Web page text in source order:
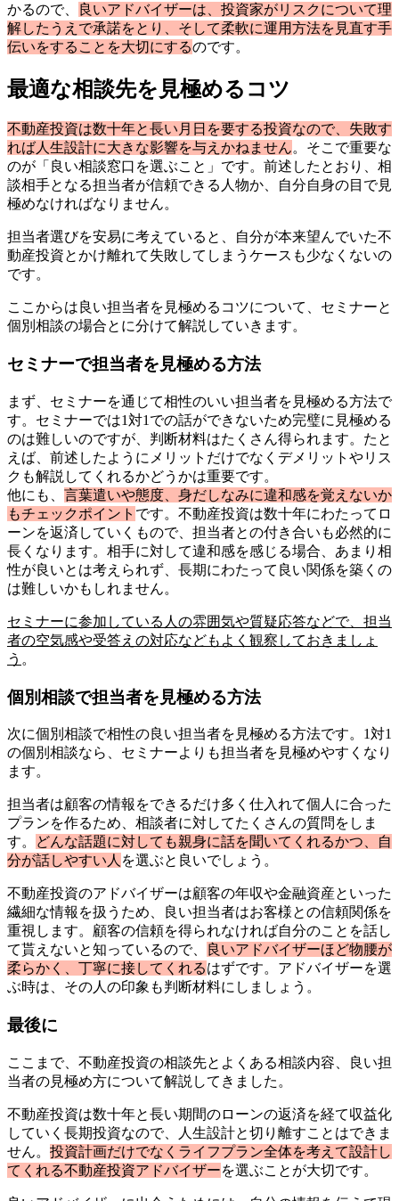
かるので、
良いアドバイザーは、投資家がリスクについて理
解したうえで承諾をとり、そして柔軟に運用方法を見直す手
伝いをすることを大切にするのです。
最適な相談先を見極めるコツ
不動産投資は数十年と長い月日を要する投資なので、失敗す
れば人生設計に大きな影響を与えかねません。そこで重要な
のが「良い相談窓口を選ぶこと」です。前述したとおり、相
談相手となる担当者が信頼できる人物か、自分自身の目で見
極めなければなりません。
担当者選びを安易に考えていると、自分が本来望んでいた不
動産投資とかけ離れて失敗してしまうケースも少なくないの
です。
ここからは良い担当者を見極めるコツについて、セミナーと
個別相談の場合とに分けて解説していきます。
セミナーで担当者を見極める方法
まず、セミナーを通じて相性のいい担当者を見極める方法で
す。セミナーでは1対1での話ができないため完璧に見極める
のは難しいのですが、判断材料はたくさん得られます。たと
えば、前述したようにメリットだけでなくデメリットやリス
クも解説してくれるかどうかは重要です。
他にも、 言葉遣いや態度、身だしなみに違和感を覚えないか
もチェックポイント です。不動産投資は数十年にわたってロ
ーンを返済していくもので、担当者との付き合いも必然的に
長くなります。相手に対して違和感を感じる場合、あまり相
性が良いとは考えられず、長期にわたって良い関係を築くの
は難しいかもしれません。
セミナーに参加している人の雰囲気や質疑応答などで、担当
者の空気感や受答えの対応などもよく観察しておきましょ
う 。
個別相談で担当者を見極める方法
次に個別相談で相性の良い担当者を見極める方法です。1対1
の個別相談なら、セミナーよりも担当者を見極めやすくなり
ます。
担当者は顧客の情報をできるだけ多く仕入れて個人に合った
プランを作るため、相談者に対してたくさんの質問をしま
す。
どんな話題に対しても親身に話を聞いてくれるかつ、自
分が話しやすい人 を選ぶと良いでしょう。
不動産投資のアドバイザーは顧客の年収や金融資産といった
繊細な情報を扱うため、良い担当者はお客様との信頼関係を
重視します。顧客の信頼を得られなければ自分のことを話し
て貰えないと知っているので、
良いアドバイザーほど物腰が
柔らかく、丁寧に接してくれるはずです。アドバイザーを選
ぶ時は、その人の印象も判断材料にしましょう。
最後に
ここまで、不動産投資の相談先とよくある相談内容、良い担
当者の見極め方について解説してきました。
不動産投資は数十年と長い期間のローンの返済を経て収益化
していく長期投資なので、人生設計と切り離すことはできま
せん。 投資計画だけでなくライフプラン全体を考えて設計し
てくれる不動産投資アドバイザーを選ぶことが大切です。